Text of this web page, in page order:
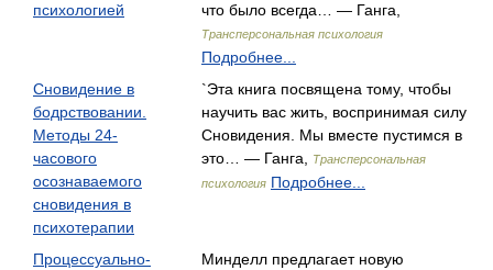
психологией
что было всегда… — Ганга,
Трансперсональная психология
Подробнее...
Сновидение в
бодрствовании.
Методы 24-
часового
осознаваемого
сновидения в
психотерапии
`Эта книга посвящена тому, чтобы
научить вас жить, воспринимая силу
Сновидения. Мы вместе пустимся в
это… — Ганга,
Трансперсональная
психология Подробнее...
Процессуально-
Минделл предлагает новую